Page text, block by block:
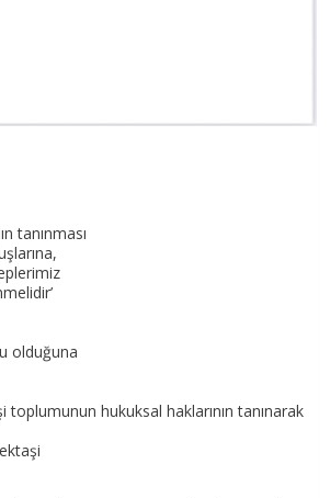
tanınması
olduğuna
hukuksal haklarının tanınarak